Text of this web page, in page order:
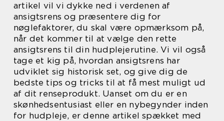
artikel vil vi dykke ned i verdenen af
ansigtsrens og præsentere dig for
nøglefaktorer, du skal være opmærksom på,
når det kommer til at vælge den rette
ansigtsrens til din hudplejerutine. Vi vil også
tage et kig på, hvordan ansigtsrens har
udviklet sig historisk set, og give dig de
bedste tips og tricks til at få mest muligt ud
af dit renseprodukt. Uanset om du er en
skønhedsentusiast eller en nybegynder inden
for hudpleje, er denne artikel spækket med